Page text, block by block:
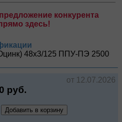
конкурента
здесь!
48х3/125 ППУ-ПЭ 2500
от 12.07.2026
руб.
Добавить в корзину